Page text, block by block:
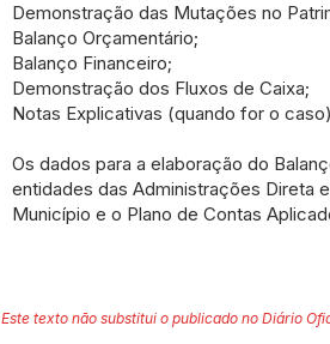
Demonstração das Mutações no
Balanço Orçamentário;
Balanço Financeiro;
Demonstração dos Fluxos de Caixa;
Notas Explicativas (quando for o
Os dados para a elaboração do
entidades das Administrações Direta
Município e o Plano de Contas
Este texto não substitui o publicado no Diário